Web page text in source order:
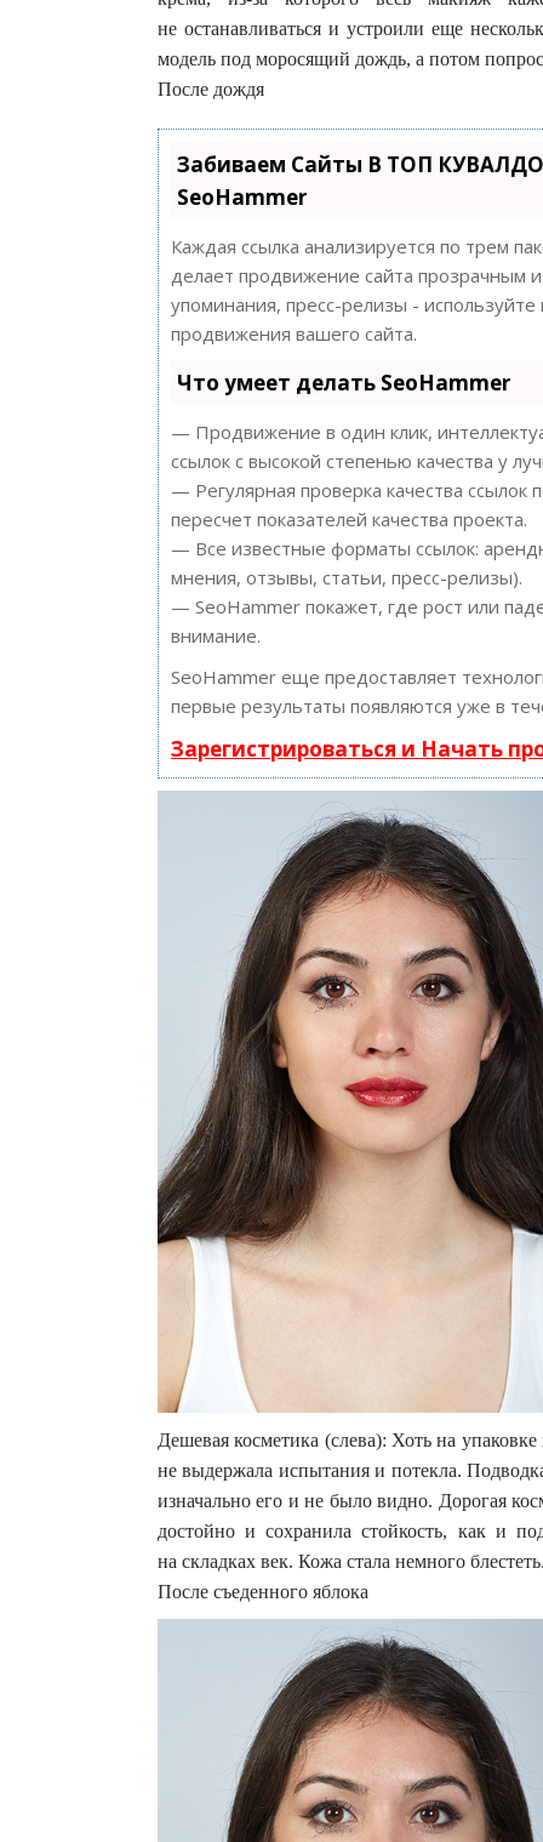
не останавливаться и устроили еще
модель под моросящий дождь, а потом
После дождя
Забиваем Сайты В ТОП
SeoHammer
Каждая ссылка анализируется по трем
делает продвижение сайта прозрачным
упоминания, пресс-релизы -
продвижения вашего сайта.
Что умеет делать SeoHammer
— Продвижение в один клик,
ссылок с высокой степенью качества у
— Регулярная проверка качества
пересчет показателей качества проекта.
— Все известные форматы ссылок:
мнения, отзывы, статьи, пресс-релизы).
— SeoHammer покажет, где рост или
внимание.
SeoHammer еще предоставляет
первые результаты появляются уже в
Зарегистрироваться и Начать
Дешевая косметика (слева): Хоть на
не выдержала испытания и потекла.
изначально его и не было видно. Дорогая
достойно и сохранила стойкость, как и
на складках век. Кожа стала немного
После съеденного яблока